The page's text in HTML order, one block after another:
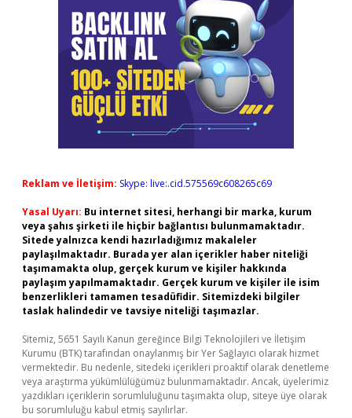
Reklam ve İletişim: Skype: live:.cid.575569c608265c69
Yasal Uyarı: Bu internet sitesi, herhangi bir marka, kurum
veya şahıs şirketi ile hiçbir bağlantısı bulunmamaktadır.
Sitede yalnızca kendi hazırladığımız makaleler
paylaşılmaktadır. Burada yer alan içerikler haber niteliği
taşımamakta olup, gerçek kurum ve kişiler hakkında
paylaşım yapılmamaktadır. Gerçek kurum ve kişiler ile isim
benzerlikleri tamamen tesadüfidir. Sitemizdeki bilgiler
taslak halindedir ve tavsiye niteliği taşımazlar.
Sitemiz, 5651 Sayılı Kanun gereğince Bilgi Teknolojileri ve İletişim
Kurumu (BTK) tarafından onaylanmış bir Yer Sağlayıcı olarak hizmet
vermektedir. Bu nedenle, sitedeki içerikleri proaktif olarak denetleme
veya araştırma yükümlülüğümüz bulunmamaktadır. Ancak, üyelerimiz
yazdıkları içeriklerin sorumluluğunu taşımakta olup, siteye üye olarak
bu sorumluluğu kabul etmiş sayılırlar.